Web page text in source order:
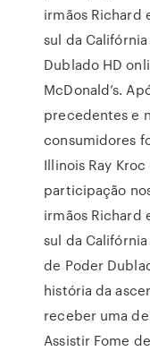
irmãos Richard
sul da
Dublado HD
McDonald’s.
precedentes e
consumidores
Illinois Ray
participação
irmãos Richard
sul da Califórnia
de Poder
história da
receber uma
Assistir Fome